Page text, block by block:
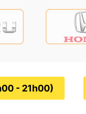
sát trực tiếp từ
- 21h00)